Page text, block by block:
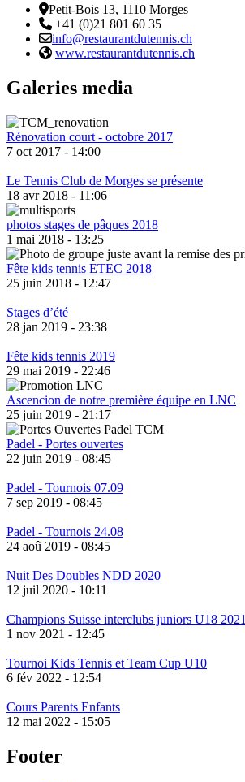
Adresse
Petit-Bois 13, 1110 Morges
Téléphone:
+41 (0)21 801 60 35
Email :
info@restaurantdutennis.ch
Site web:
www.restaurantdutennis.ch
Galeries media
Rénovation court - octobre 2017
7 oct 2017 - 14:00
Le Tennis Club de Morges se présente
18 avr 2018 - 11:06
photos stages de pâques 2018
1 mai 2018 - 13:25
Fête kids tennis ETEC 2018
25 juin 2018 - 12:47
Stages d’été
28 jan 2019 - 23:38
Fête kids tennis 2019
29 mai 2019 - 22:46
Ascencion de notre première équipe en LNC
25 juin 2019 - 21:17
Padel - Portes ouvertes
22 juin 2019 - 08:45
Padel - Tournois 07.09
7 sep 2019 - 08:45
Padel - Tournois 24.08
24 aoû 2019 - 08:45
Nuit Des Doubles NDD 2020
12 juil 2020 - 10:11
Champions Suisse interclubs juniors U18 2021
1 nov 2021 - 12:45
Tournoi Kids Tennis et Team Cup U10
6 fév 2022 - 12:54
Cours Parents Enfants
12 mai 2022 - 15:05
Footer